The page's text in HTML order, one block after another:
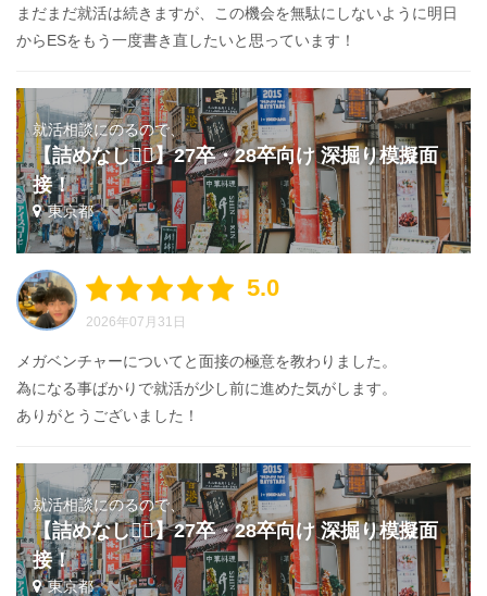
まだまだ就活は続きますが、この機会を無駄にしないように明日
からESをもう一度書き直したいと思っています！
就活相談にのるので、
【詰めなし🙅‍♂️】27卒・28卒向け 深掘り模擬面
接！
東京都
5.0
2026年07月31日
メガベンチャーについてと面接の極意を教わりました。
為になる事ばかりで就活が少し前に進めた気がします。
ありがとうございました！
就活相談にのるので、
【詰めなし🙅‍♂️】27卒・28卒向け 深掘り模擬面
接！
東京都